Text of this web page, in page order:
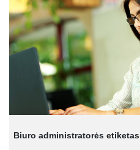
Biuro administratorės etiketas